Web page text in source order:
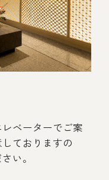
ベーターでご案
ておりますの
い。